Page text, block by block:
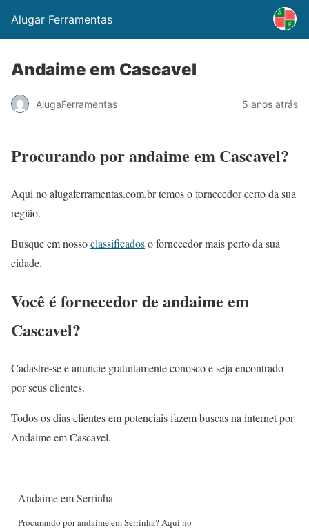
Alugar Ferramentas
Andaime em Cascavel
AlugaFerramentas 5 anos atrás
Procurando por andaime em Cascavel?
Aqui no alugaferramentas.com.br temos o fornecedor certo da sua
região.
Busque em nossoclassificadoso fornecedor mais perto da sua
cidade.
Você é fornecedor de andaime em
Cascavel?
Cadastre-se e anuncie gratuitamente conosco e seja encontrado
por seus clientes.
Todos os dias clientes em potenciais fazem buscas na internet por
Andaime em Cascavel.
Andaime em Serrinha
Procurando por andaime em Serrinha? Aqui no